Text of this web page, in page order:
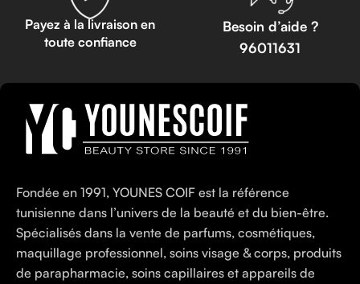
Payez à la livraison en
toute confiance
Besoin d’aide ?
96011631
Fondée en 1991, YOUNES COIF est la référence
tunisienne dans l’univers de la beauté et du bien-être.
Spécialisés dans la vente de parfums, cosmétiques,
maquillage professionnel, soins visage & corps, produits
de parapharmacie, soins capillaires et appareils de